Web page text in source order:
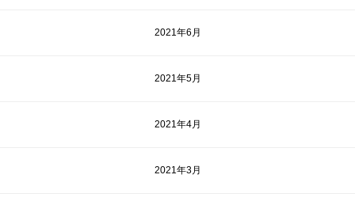
2021年6月
2021年5月
2021年4月
2021年3月